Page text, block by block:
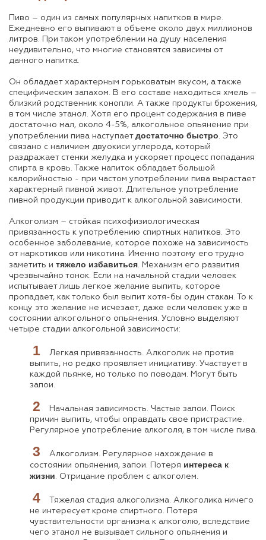
Пиво – один из самых популярных напитков в мире.
Ежедневно его выпивают в объеме около двух миллионов
литров. При таком употреблении на душу населения
неудивительно, что многие становятся зависимы от
данного напитка.
Он обладает характерным горьковатым вкусом, а также
специфическим запахом. В его составе находиться хмель –
близкий родственник конопли. А также продукты брожения,
в том числе этанол. Хотя его процент содержания в пиве
достаточно мал, около 4-5%, алкогольное опьянение при
употреблении пива наступает достаточно быстро. Это
связано с наличием двуокиси углерода, который
раздражает стенки желудка и ускоряет процесс попадания
спирта в кровь. Также напиток обладает большой
калорийностью - при частом употреблении пива вырастает
характерный пивной живот. Длительное употребление
пивной продукции приводит к алкогольной зависимости.
Алкоголизм – стойкая психофизиологическая
привязанность к употреблению спиртных напитков. Это
особенное заболевание, которое похоже на зависимость
от наркотиков или никотина. Именно поэтому его трудно
заметить и тяжело избавиться. Механизм его развития
чрезвычайно тонок. Если на начальной стадии человек
испытывает лишь легкое желание выпить, которое
пропадает, как только был выпит хотя-бы один стакан. То к
концу это желание не исчезает, даже если человек уже в
состоянии алкогольного опьянения. Условно выделяют
четыре стадии алкогольной зависимости:
Легкая привязанность. Алкоголик не против
выпить, но редко проявляет инициативу. Участвует в
каждой пьянке, но только по поводам. Могут быть
запои.
Начальная зависимость. Частые запои. Поиск
причин выпить, чтобы оправдать свое пристрастие.
Регулярное употребление алкоголя, в том числе пива.
Алкоголизм. Регулярное нахождение в
состоянии опьянения, запои. Потеря интереса к
жизни. Отрицание проблем с алкоголем.
Тяжелая стадия алкоголизма. Алкоголика ничего
не интересует кроме спиртного. Потеря
чувствительности организма к алкоголю, вследствие
чего этанол не вызывает сильного опьянения и